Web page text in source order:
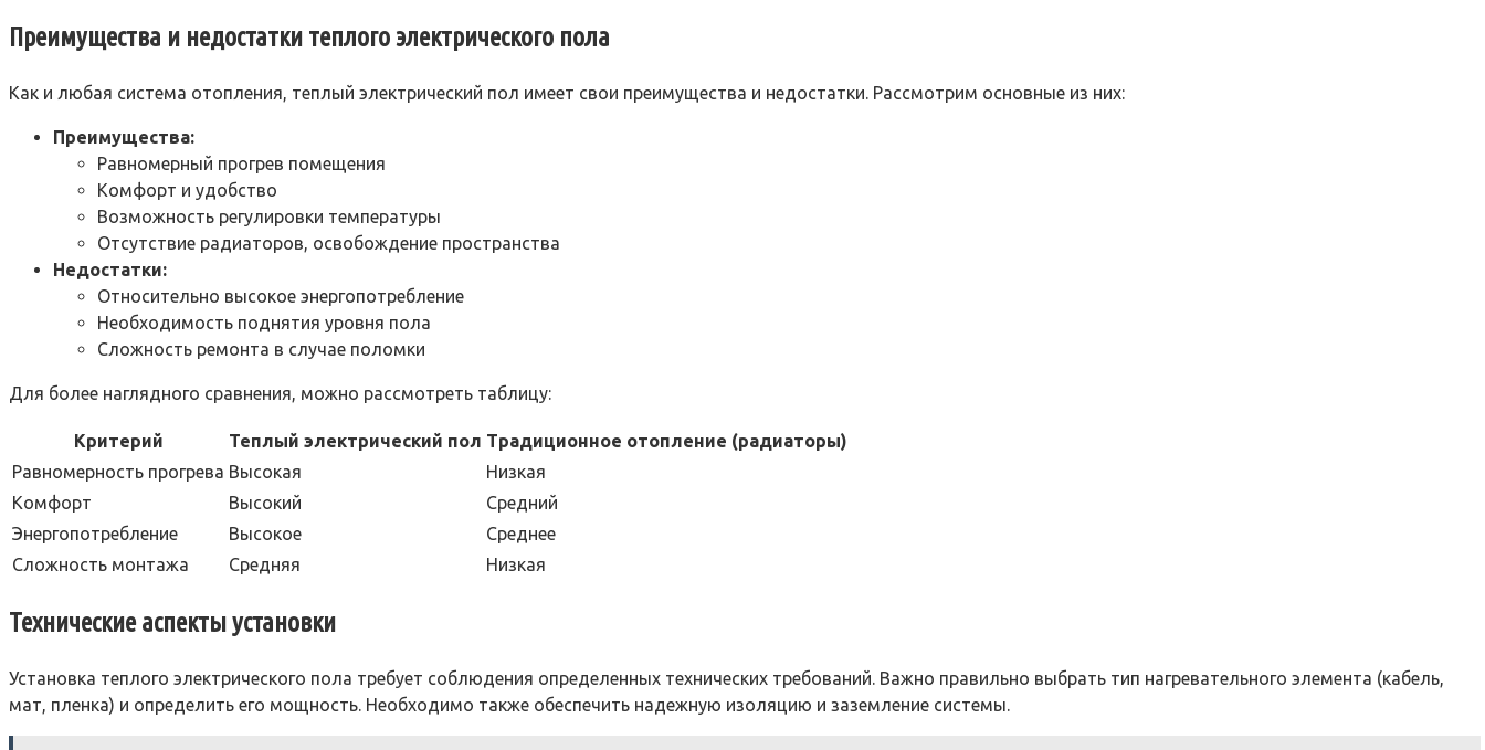
Преимущества и недостатки теплого электрического пола
Как и любая система отопления, теплый электрический пол имеет свои преимущества и недостатки. Рассмотрим основные из них:
Преимущества:
Равномерный прогрев помещения
Комфорт и удобство
Возможность регулировки температуры
Отсутствие радиаторов, освобождение пространства
Недостатки:
Относительно высокое энергопотребление
Необходимость поднятия уровня пола
Сложность ремонта в случае поломки
Для более наглядного сравнения, можно рассмотреть таблицу:
Критерий Теплый электрический пол Традиционное отопление (радиаторы)
Равномерность прогрева Высокая
Низкая
Комфорт
Высокий
Средний
Энергопотребление
Высокое
Среднее
Сложность монтажа
Средняя Низкая
Технические аспекты установки
Установка теплого электрического пола требует соблюдения определенных технических требований. Важно правильно выбрать тип нагревательного элемента (кабель,
мат, пленка) и определить его мощность. Необходимо также обеспечить надежную изоляцию и заземление системы.